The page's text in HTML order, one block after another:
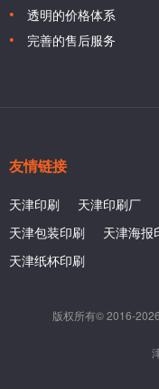
透明的价格体系
完善的售后服务
友情链接
天津印刷 天津印刷厂
天津包装印刷
天津海报
天津纸杯印刷
版权所有© 2016-